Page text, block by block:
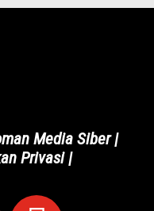
Media Siber|
Privasi|